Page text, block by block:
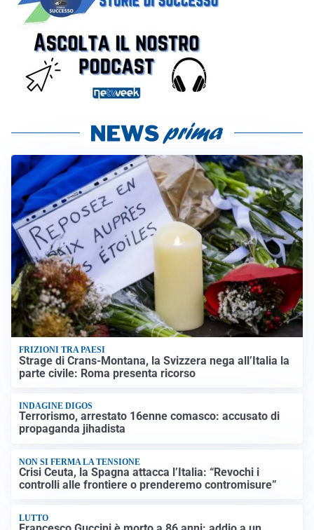
FRIZIONI TRA PAESI
Strage di Crans-Montana, la Svizzera nega all’Italia la
parte civile: Roma presenta ricorso
INDAGINE DIGOS
Terrorismo, arrestato 16enne comasco: accusato di
propaganda jihadista
NON SI FERMA LA TENSIONE
Crisi Ceuta, la Spagna attacca l’Italia: “Revochi i
controlli alle frontiere o prenderemo contromisure”
LUTTO